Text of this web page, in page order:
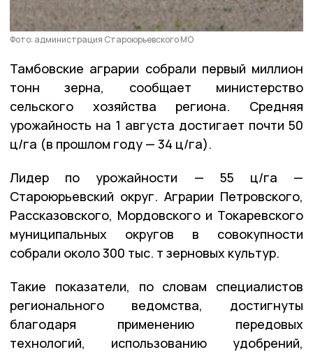
Фото: администрация Староюрьевского МО
Тамбовские аграрии собрали первый миллион
тонн зерна, сообщает министерство
сельского хозяйства региона. Средняя
урожайность на 1 августа достигает почти 50
ц/га (в прошлом году — 34 ц/га).
Лидер по урожайности — 55 ц/га —
Староюрьевский округ. Аграрии Петровского,
Рассказовского, Мордовского и Токаревского
муниципальных округов в совокупности
собрали около 300 тыс. т зерновых культур.
Такие показатели, по словам специалистов
регионального ведомства, достигнуты
благодаря применению передовых
технологий, использованию удобрений,